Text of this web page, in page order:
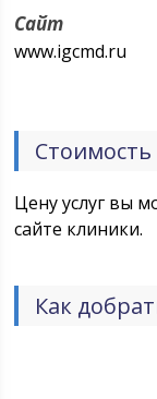
лечебные и
которые
осложнений,
обеспечивает
Сайт
www.igcmd.ru
Стоимость
Цену услуг вы
сайте клиники.
Как